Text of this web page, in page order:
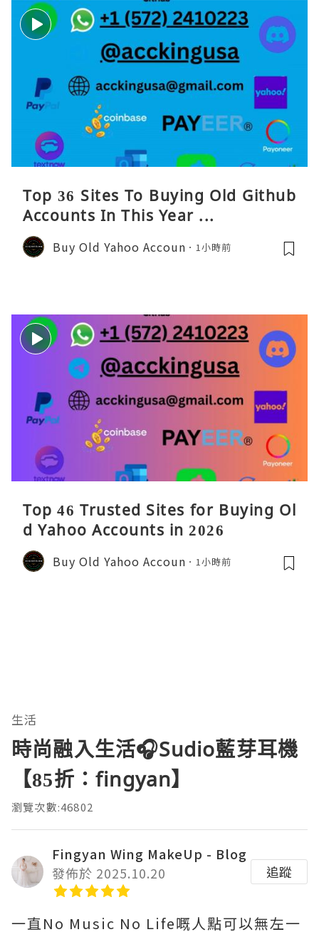
Top 36 Sites To Buying Old Github
Accounts In This Year ...
Buy Old Yahoo Accoun 1小時前
Top 46 Trusted Sites for Buying Ol
d Yahoo Accounts in 2026
Buy Old Yahoo Accoun 1小時前
生活
時尚融入生活🎧Sudio藍芽耳機
【85折：fingyan】
瀏覽次數:46802
Fingyan Wing MakeUp - Blog
發佈於 2025.10.20
追蹤
一直No Music No Life嘅人點可以無左一